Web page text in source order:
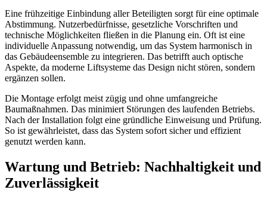
Eine frühzeitige Einbindung aller Beteiligten sorgt für eine optimale
Abstimmung. Nutzerbedürfnisse, gesetzliche Vorschriften und
technische Möglichkeiten fließen in die Planung ein. Oft ist eine
individuelle Anpassung notwendig, um das System harmonisch in
das Gebäudeensemble zu integrieren. Das betrifft auch optische
Aspekte, da moderne Liftsysteme das Design nicht stören, sondern
ergänzen sollen.
Die Montage erfolgt meist zügig und ohne umfangreiche
Baumaßnahmen. Das minimiert Störungen des laufenden Betriebs.
Nach der Installation folgt eine gründliche Einweisung und Prüfung.
So ist gewährleistet, dass das System sofort sicher und effizient
genutzt werden kann.
Wartung und Betrieb: Nachhaltigkeit und
Zuverlässigkeit